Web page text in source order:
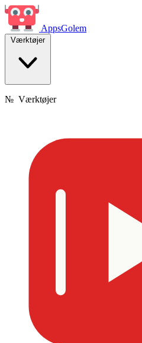
AppsGolem
Værktøjer
№ Værktøjer